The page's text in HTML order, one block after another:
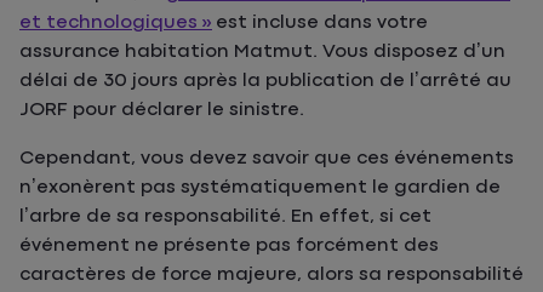
et technologiques » est incluse dans votre
assurance habitation Matmut. Vous disposez d’un
délai de 30 jours après la publication de l’arrêté au
JORF pour déclarer le sinistre.
Cependant, vous devez savoir que ces événements
n’exonèrent pas systématiquement le gardien de
l’arbre de sa responsabilité. En effet, si cet
événement ne présente pas forcément des
caractères de force majeure, alors sa responsabilité